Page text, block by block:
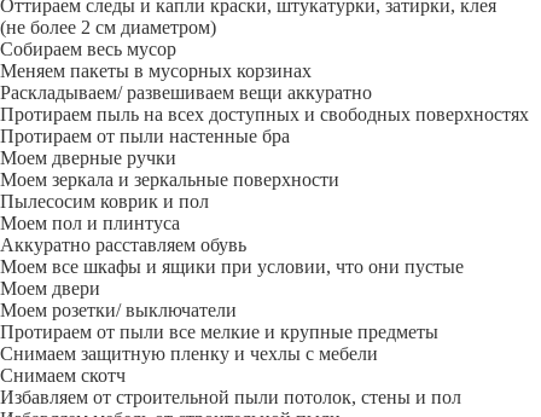
Оттираем следы и капли краски, штукатурки, затирки, клея
(не более 2 см диаметром)
Собираем весь мусор
Меняем пакеты в мусорных корзинах
Раскладываем/ развешиваем вещи аккуратно
Протираем пыль на всех доступных и свободных поверхностях
Протираем от пыли настенные бра
Моем дверные ручки
Моем зеркала и зеркальные поверхности
Пылесосим коврик и пол
Моем пол и плинтуса
Аккуратно расставляем обувь
Моем все шкафы и ящики при условии, что они пустые
Моем двери
Моем розетки/ выключатели
Протираем от пыли все мелкие и крупные предметы
Снимаем защитную пленку и чехлы с мебели
Снимаем скотч
Избавляем от строительной пыли потолок, стены и пол